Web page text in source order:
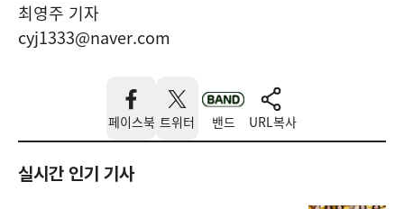
최영주 기자
cyj1333@naver.com
페이스북 트위터 밴드 URL복사
실시간 인기 기사